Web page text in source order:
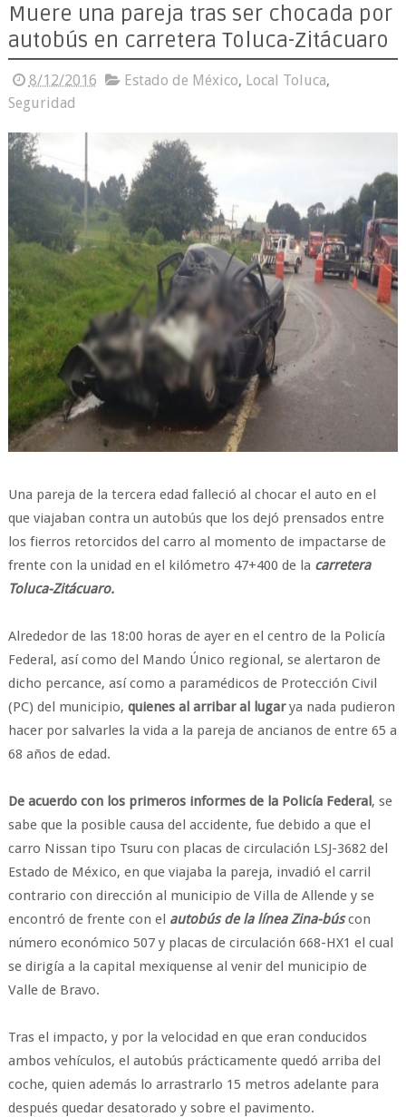
Muere una pareja tras ser chocada por
autobús en carretera Toluca-Zitácuaro
8/12/2016 Estado de México, Local Toluca,
Seguridad
Una pareja de la tercera edad falleció al chocar el auto en el
que viajaban contra un autobús que los dejó prensados entre
los fierros retorcidos del carro al momento de impactarse de
frente con la unidad en el kilómetro 47+400 de la carretera
Toluca-Zitácuaro.
Alrededor de las 18:00 horas de ayer en el centro de la Policía
Federal, así como del Mando Único regional, se alertaron de
dicho percance, así como a paramédicos de Protección Civil
(PC) del municipio, quienes al arribar al lugarya nada pudieron
hacer por salvarles la vida a la pareja de ancianos de entre 65 a
68 años de edad.
De acuerdo con los primeros informes de la Policía Federal, se
sabe que la posible causa del accidente, fue debido a que el
carro Nissan tipo Tsuru con placas de circulación LSJ-3682 del
Estado de México, en que viajaba la pareja, invadió el carril
contrario con dirección al municipio de Villa de Allende y se
encontró de frente con el autobús de la línea Zina-búscon
número económico 507 y placas de circulación 668-HX1 el cual
se dirigía a la capital mexiquense al venir del municipio de
Valle de Bravo.
Tras el impacto, y por la velocidad en que eran conducidos
ambos vehículos, el autobús prácticamente quedó arriba del
coche, quien además lo arrastrarlo 15 metros adelante para
después quedar desatorado y sobre el pavimento.